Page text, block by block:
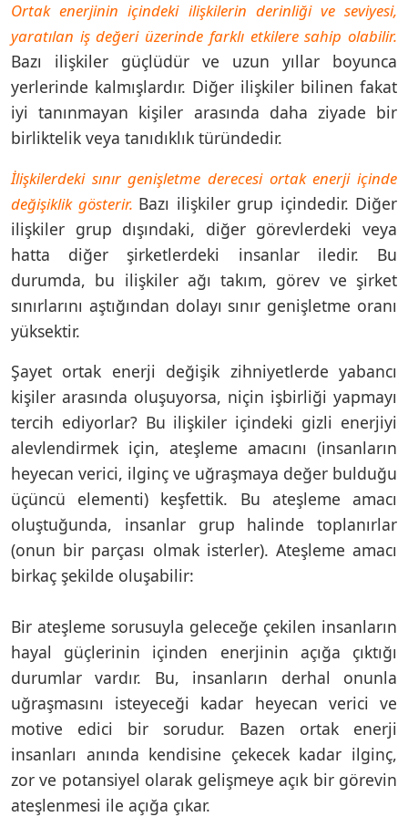
Ortak enerjinin içindeki ilişkilerin derinliği ve seviyesi,
yaratılan iş değeri üzerinde farklı etkilere sahip olabilir.
Bazı ilişkiler güçlüdür ve uzun yıllar boyunca
yerlerinde kalmışlardır. Diğer ilişkiler bilinen fakat
iyi tanınmayan kişiler arasında daha ziyade bir
birliktelik veya tanıdıklık türündedir.
İlişkilerdeki sınır genişletme derecesi ortak enerji içinde
değişiklik gösterir. Bazı ilişkiler grup içindedir. Diğer
ilişkiler grup dışındaki, diğer görevlerdeki veya
hatta diğer şirketlerdeki insanlar iledir. Bu
durumda, bu ilişkiler ağı takım, görev ve şirket
sınırlarını aştığından dolayı sınır genişletme oranı
yüksektir.
Şayet ortak enerji değişik zihniyetlerde yabancı
kişiler arasında oluşuyorsa, niçin işbirliği yapmayı
tercih ediyorlar? Bu ilişkiler içindeki gizli enerjiyi
alevlendirmek için, ateşleme amacını (insanların
heyecan verici, ilginç ve uğraşmaya değer bulduğu
üçüncü elementi) keşfettik. Bu ateşleme amacı
oluştuğunda, insanlar grup halinde toplanırlar
(onun bir parçası olmak isterler). Ateşleme amacı
birkaç şekilde oluşabilir:
Bir ateşleme sorusuyla geleceğe çekilen insanların
hayal güçlerinin içinden enerjinin açığa çıktığı
durumlar vardır. Bu, insanların derhal onunla
uğraşmasını isteyeceği kadar heyecan verici ve
motive edici bir sorudur. Bazen ortak enerji
insanları anında kendisine çekecek kadar ilginç,
zor ve potansiyel olarak gelişmeye açık bir görevin
ateşlenmesi ile açığa çıkar.